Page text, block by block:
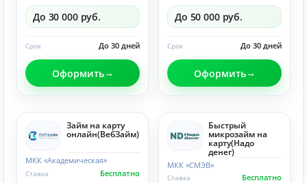
До 30 000 руб.
До 30 дней
Срок
Оформить
До 50 000 руб.
До 30 дней
Срок
Оформить
Займ на карту
онлайн(ВебЗайм)
МКК «Академическая»
Бесплатно
Ставка
Быстрый
микрозайм на
карту(Надо
денег)
МКК «СМЭВ»
Бесплатно
Ставка